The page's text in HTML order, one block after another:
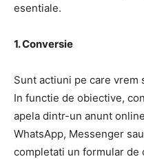
esentiale.
1. Conversie
Sunt actiuni pe care vrem
In functie de obiective,
apela dintr-un anunt
WhatsApp, Messenger
completati un formular de